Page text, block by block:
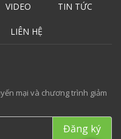
VIDEO TIN TỨC
LIÊN HỆ
mại và chương trình giảm